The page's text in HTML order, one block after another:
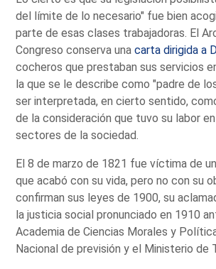
del límite de lo necesario" fue bien
parte de esas clases trabajadoras. El
Congreso conserva unacarta dirigida a
cocheros que prestaban sus servicios
la que se le describe como "padre de
ser interpretada, en cierto sentido,
de la consideración que tuvo su labor
sectores de la sociedad.
El 8 de marzo de 1821 fue víctima de
que acabó con su vida, pero no con su
confirman sus leyes de 1900, su
la justicia social pronunciado en 1910
Academia de Ciencias Morales y
Nacional de previsión y el Ministerio de